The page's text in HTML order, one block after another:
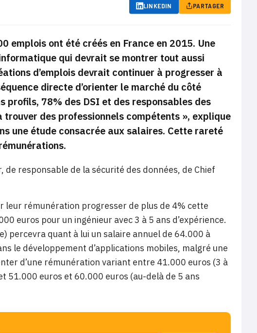
LINKEDIN PARTAGER
emplois ont été créés en France en 2015. Une
qui devrait se montrer tout aussi
d’emplois devrait continuer à progresser à
directe d’orienter le marché du côté
78% des DSI et des responsables des
des professionnels compétents », explique
une étude consacrée aux salaires. Cette rareté
responsable de la sécurité des données, de Chief
leur rémunération progresser de plus de 4% cette
euros pour un ingénieur avec 3 à 5 ans d’expérience.
percevra quant à lui un salaire annuel de 64.000 à
le développement d’applications mobiles, malgré une
d’une rémunération variant entre 41.000 euros (3 à
51.000 euros et 60.000 euros (au-delà de 5 ans